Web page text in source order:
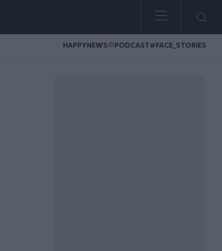
HAPPYNEWS PODCAST#FACE_STORIES